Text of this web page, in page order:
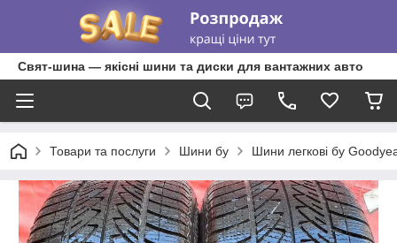
Свят-шина — якісні шини та диски для вантажних авто
Товари та послуги Шини бу Шини легкові бу